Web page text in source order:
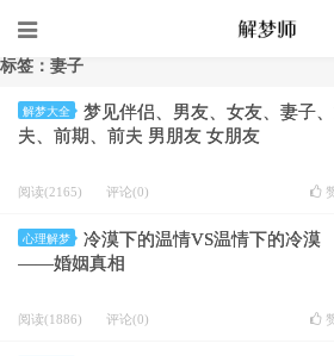
标签：妻子
解梦大全
梦见伴侣、男友、女友、妻子
夫、前期、前夫 男朋友 女朋友
阅读(2165) 评论(0)
心理解梦
冷漠下的温情VS温情下的冷漠
——婚姻真相
阅读(1886) 评论(0)